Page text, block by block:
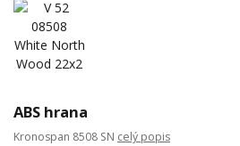
ABS hrana
Kronospan 8508 SN celý popis